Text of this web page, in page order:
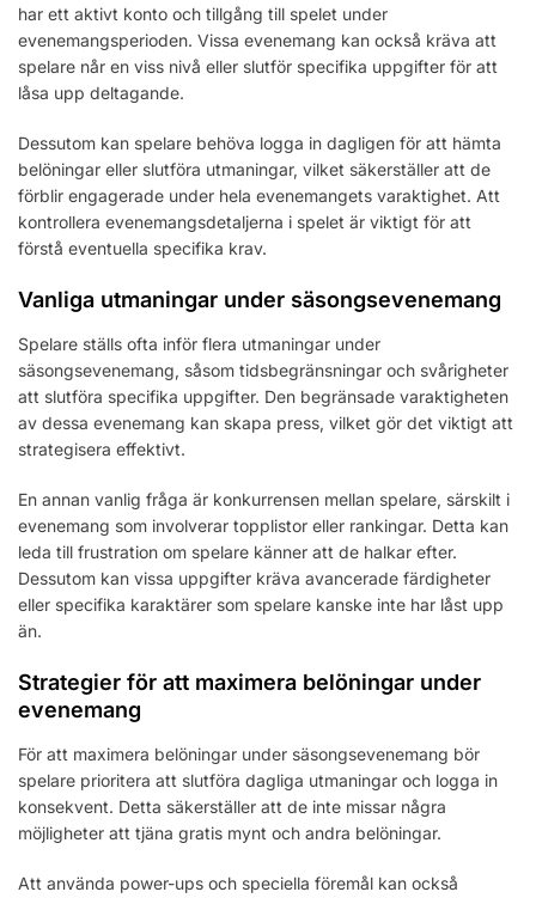
har ett aktivt konto och tillgång till spelet under
evenemangsperioden. Vissa evenemang kan också kräva att
spelare når en viss nivå eller slutför specifika uppgifter för att
låsa upp deltagande.
Dessutom kan spelare behöva logga in dagligen för att hämta
belöningar eller slutföra utmaningar, vilket säkerställer att de
förblir engagerade under hela evenemangets varaktighet. Att
kontrollera evenemangsdetaljerna i spelet är viktigt för att
förstå eventuella specifika krav.
Vanliga utmaningar under säsongsevenemang
Spelare ställs ofta inför flera utmaningar under
säsongsevenemang, såsom tidsbegränsningar och svårigheter
att slutföra specifika uppgifter. Den begränsade varaktigheten
av dessa evenemang kan skapa press, vilket gör det viktigt att
strategisera effektivt.
En annan vanlig fråga är konkurrensen mellan spelare, särskilt i
evenemang som involverar topplistor eller rankingar. Detta kan
leda till frustration om spelare känner att de halkar efter.
Dessutom kan vissa uppgifter kräva avancerade färdigheter
eller specifika karaktärer som spelare kanske inte har låst upp
än.
Strategier för att maximera belöningar under
evenemang
För att maximera belöningar under säsongsevenemang bör
spelare prioritera att slutföra dagliga utmaningar och logga in
konsekvent. Detta säkerställer att de inte missar några
möjligheter att tjäna gratis mynt och andra belöningar.
Att använda power-ups och speciella föremål kan också